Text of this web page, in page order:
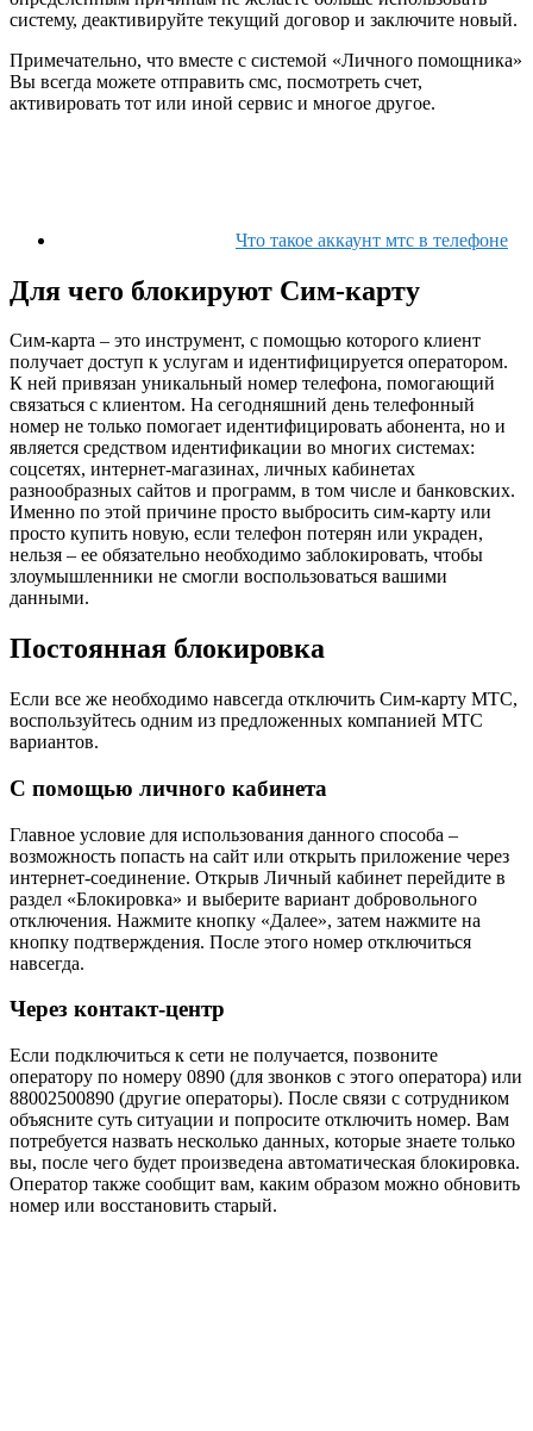
систему, деактивируйте текущий договор и заключите новый.
Примечательно, что вместе с системой «Личного помощника»
Вы всегда можете отправить смс, посмотреть счет,
активировать тот или иной сервис и многое другое.
Что такое аккаунт мтс в телефоне
Для чего блокируют Сим-карту
Сим-карта ‒ это инструмент, с помощью которого клиент
получает доступ к услугам и идентифицируется оператором.
К ней привязан уникальный номер телефона, помогающий
связаться с клиентом. На сегодняшний день телефонный
номер не только помогает идентифицировать абонента, но и
является средством идентификации во многих системах:
соцсетях, интернет-магазинах, личных кабинетах
разнообразных сайтов и программ, в том числе и банковских.
Именно по этой причине просто выбросить сим-карту или
просто купить новую, если телефон потерян или украден,
нельзя ‒ ее обязательно необходимо заблокировать, чтобы
злоумышленники не смогли воспользоваться вашими
данными.
Постоянная блокировка
Если все же необходимо навсегда отключить Сим-карту МТС,
воспользуйтесь одним из предложенных компанией МТС
вариантов.
С помощью личного кабинета
Главное условие для использования данного способа –
возможность попасть на сайт или открыть приложение через
интернет-соединение. Открыв Личный кабинет перейдите в
раздел «Блокировка» и выберите вариант добровольного
отключения. Нажмите кнопку «Далее», затем нажмите на
кнопку подтверждения. После этого номер отключиться
навсегда.
Через контакт-центр
Если подключиться к сети не получается, позвоните
оператору по номеру 0890 (для звонков с этого оператора) или
88002500890 (другие операторы). После связи с сотрудником
объясните суть ситуации и попросите отключить номер. Вам
потребуется назвать несколько данных, которые знаете только
вы, после чего будет произведена автоматическая блокировка.
Оператор также сообщит вам, каким образом можно обновить
номер или восстановить старый.